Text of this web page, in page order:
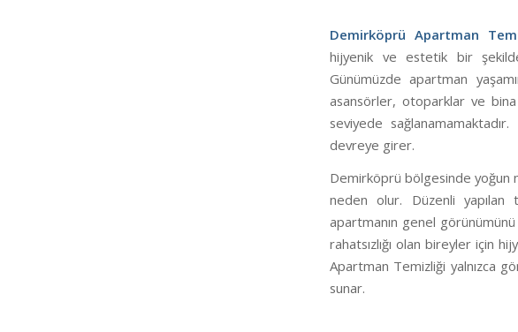
Demirköprü Apartman
hijyenik ve estetik bir
Günümüzde apartman
asansörler, otoparklar ve
seviyede
devreye girer.
Demirköprü bölgesinde yoğun
neden olur. Düzenli yapılan
apartmanın genel
rahatsızlığı olan bireyler için
Apartman Temizliği yalnızca
sunar.